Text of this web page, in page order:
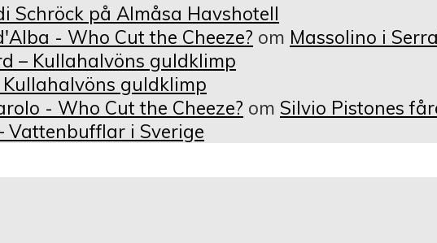
Schröck på Almåsa Havshotell
- Who Cut the Cheeze? om Massolino i
– Kullahalvöns guldklimp
guldklimp
- Who Cut the Cheeze? om Silvio Pistones
Vattenbufflar i Sverige